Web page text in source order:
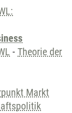
- Theorie der
Markt